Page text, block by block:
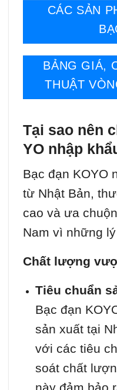
CÁC SẢN
BẢNG GIÁ,
THUẬT
Tại sao nên
YO nhập
Bạc đạn KOYO
từ Nhật Bản,
cao và ưa
Nam vì những
Chất lượng
Tiêu chuẩn
Bạc đạn
sản xuất tại
với các tiêu
soát chất